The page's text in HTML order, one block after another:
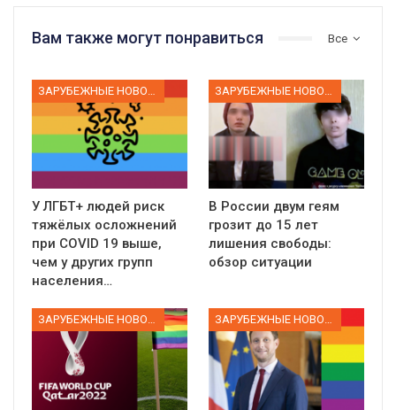
Все
Вам также могут понравиться
У ЛГБТ+ людей риск
тяжёлых осложнений
при COVID 19 выше,
чем у других групп
населения…
В России двум геям
грозит до 15 лет
лишения свободы:
обзор ситуации
ЗАРУБЕЖНЫЕ НОВОСТИ ЗАРУБЕЖНЫЕ НОВОСТИ